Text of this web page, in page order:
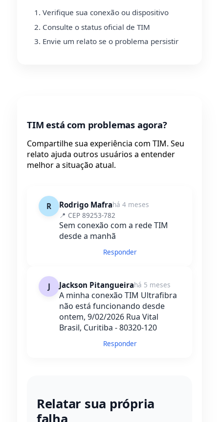
Verifique sua conexão ou dispositivo
Consulte o status oficial de TIM
Envie um relato se o problema persistir
TIM está com problemas agora?
Compartilhe sua experiência com TIM. Seu
relato ajuda outros usuários a entender
melhor a situação atual.
R Rodrigo Mafrahá 4 meses
📍 CEP 89253-782
Sem conexão com a rede TIM
desde a manhã
Responder
J Jackson Pitangueirahá 5 meses
A minha conexão TIM Ultrafibra
não está funcionando desde
ontem, 9/02/2026 Rua Vital
Brasil, Curitiba - 80320-120
Responder
Relatar sua própria